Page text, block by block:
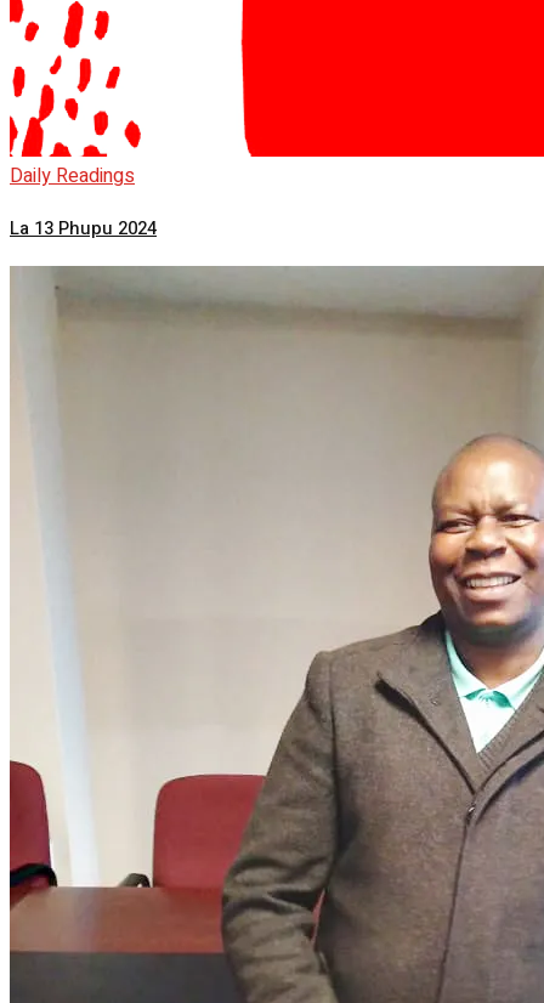
Daily Readings
La 13 Phupu 2024